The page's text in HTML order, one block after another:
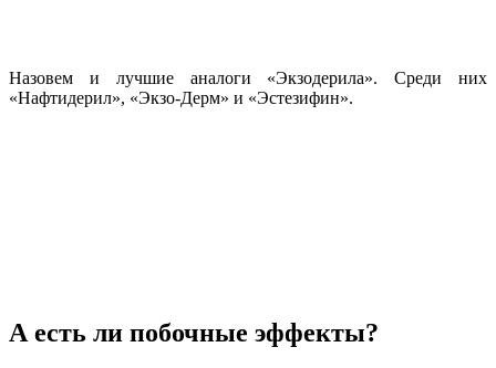
Назовем и лучшие аналоги «Экзодерила». Среди них
«Нафтидерил», «Экзо-Дерм» и «Эстезифин».
А есть ли побочные эффекты?